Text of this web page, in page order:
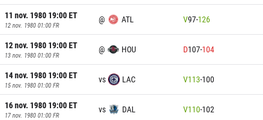
11 nov. 1980 19:00ET
12 nov. 1980 01:00 FR
@ ATL V97-126
12 nov. 1980 19:00ET
13 nov. 1980 01:00 FR
@ HOU D107-104
14 nov. 1980 19:00ET
15 nov. 1980 01:00 FR
vs LAC V113-100
16 nov. 1980 19:00ET
17 nov. 1980 01:00 FR
vs DAL V110-102